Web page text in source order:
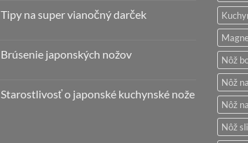
Novinky
Tipy na super vianočný darček
Tipy
darček
Brúsenie japonských nožov
Brúsenie
Starostlivosť o japonské kuchynské nože
Nôž
Nôž
Nôž
Nôž